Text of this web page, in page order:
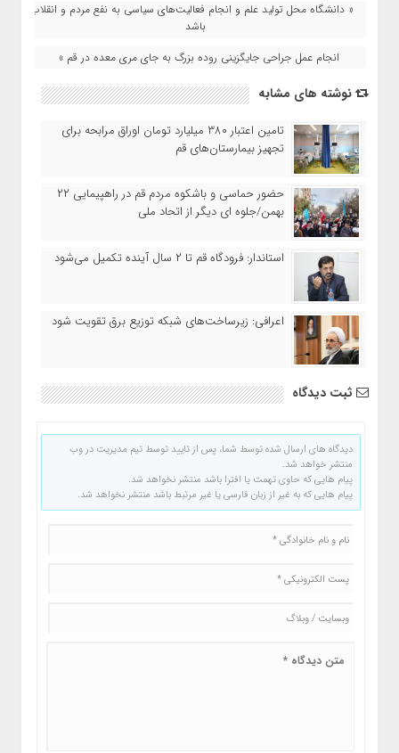
« دانشگاه محل تولید علم و انجام فعالیت‌های سیاسی به نفع مردم و انقلاب
باشد
انجام عمل جراحی جایگزینی روده بزرگ به جای مری معده در قم »
نوشته های مشابه
تامین اعتبار ۳۸۰ میلیارد تومان اوراق مرابحه برای
تجهیز بیمارستان‌های قم
حضور حماسی و باشکوه مردم قم در راهپیمایی ۲۲
بهمن/جلوه ای دیگر از اتحاد ملی
استاندار: فرودگاه قم تا ۲ سال آینده تکمیل می‌شود
اعرافی: زیرساخت‌های شبکه توزیع برق تقویت شود
ثبت دیدگاه
دیدگاه های ارسال شده توسط شما، پس از تایید توسط تیم مدیریت در وب
منتشر خواهد شد.
پیام هایی که حاوی تهمت یا افترا باشد منتشر نخواهد شد.
پیام هایی که به غیر از زبان فارسی یا غیر مرتبط باشد منتشر نخواهد شد.